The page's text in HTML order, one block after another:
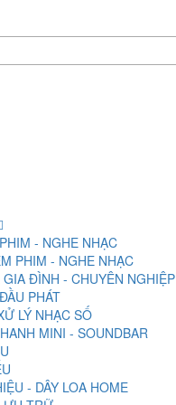
- NGHE NHẠC
PHIM - NGHE NHẠC
GIA ĐÌNH - CHUYÊN NGHIỆP
PHÁT
LÝ NHẠC SỐ
MINI - SOUNDBAR
- DÂY LOA HOME